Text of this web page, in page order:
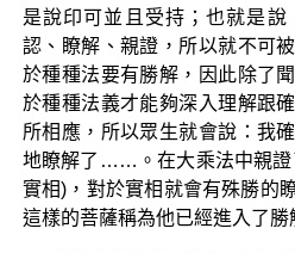
是說印可並且受持；也就是
認、瞭解、親證，所以就不可
於種種法要有勝解，因此除了
於種種法義才能夠深入理解跟
所相應，所以眾生就會說：我
地瞭解了……。在大乘法中親證
實相)，對於實相就會有殊勝的
這樣的菩薩稱為他已經進入了勝